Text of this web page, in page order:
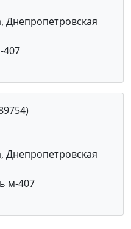
Днепропетровская
407
Днепропетровская
м-407